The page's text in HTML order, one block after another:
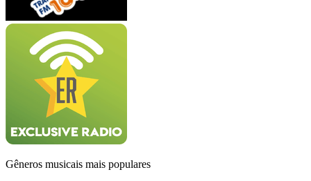
Gêneros musicais mais populares